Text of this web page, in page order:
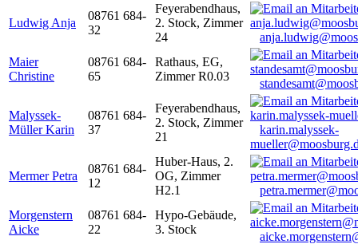
Ludwig Anja
08761 684-
32
Feyerabendhaus,
2. Stock, Zimmer
24
Maier
Christine
08761 684-
65
Rathaus, EG,
Zimmer R0.03
Malyssek-
Müller Karin
08761 684-
37
Feyerabendhaus,
2. Stock, Zimmer
21
karin.malyssek-
Mermer Petra
08761 684-
12
Huber-Haus, 2.
OG, Zimmer
H2.1
Morgenstern
Aicke
08761 684-
22
Hypo-Gebäude,
3. Stock